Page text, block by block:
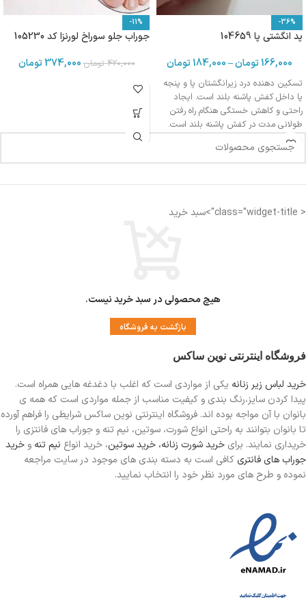
-36%
پد انگشتی پا 104659
166,000تومان–
184,000تومان
تسکین دهنده درد زیرانگشتان پا و پنجه
پا داخل کفش پاشنه بلند است. ایجاد
راحتی و کاهش خستگی هنگام راه رفتن
طولانی مدت در کفش پاشنه بلند است.
جلوگیری از ایجاد تاول یا پوسته پوسته
شدن سینه پا داخل کفش پاشنه بلند
است.
مناسب برای محیط : اداری ،خانه،مدرسه
-11%
جوراب جلو سوراخ لورنزا کد 105230
420,000 تومان374,000 تومان
< class="widget-title">سبد خرید
هیچ محصولی در سبد خرید نیست.
بازگشت به فروشگاه
فروشگاه اینترنتی نوین ساکس
خرید لباس زیر زنانه یکی از مواردی است که اغلب با دغدغه هایی همراه است.
پیدا کردن سایز،رنگ بندی و کیفیت مناسب از جمله مواردی است که همه ی
بانوان با آن مواجه بوده اند. فروشگاه اینترنتی نوین ساکس شرایطی را فراهم آورده
تا بانوان بتوانند به راحتی انواع شورت، سوتین، نیم تنه و جوراب های فانتزی را
خریداری نمایند. برای خرید شورت زنانه، خرید سوتین، خرید انواع نیم تنه و خرید
جوراب های فانتری کافی است به دسته بندی های موجود در سایت مراجعه
نموده و طرح های مورد نظر خود را انتخاب نمایید.